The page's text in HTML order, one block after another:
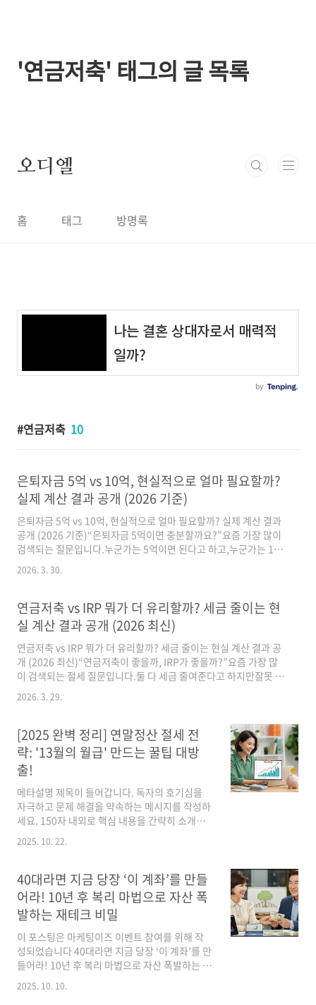
'연금저축' 태그의 글 목록
오디엘
홈 태그 방명록
연금저축 10
은퇴자금 5억 vs 10억, 현실적으로 얼마 필요할까?
실제 계산 결과 공개 (2026 기준)
은퇴자금 5억 vs 10억, 현실적으로 얼마 필요할까? 실제 계산 결과
공개 (2026 기준)“은퇴자금 5억이면 충분할까요?”요즘 가장 많이
검색되는 질문입니다.누군가는 5억이면 된다고 하고,누군가는 10
억도 부족하다고 합니다.도대체 뭐가 맞는 걸까요?정답은 단순하지
않습니다.생활 수준에 따라 완전히 달라집니다.오늘은은퇴자금 현
까?은퇴 이후에는 소득이 줄어듭니다.✔ 근로소득 감소✔ 생활비
지속 발생✔ 의료비 증가👉 핵심 포인트“은퇴자금이 곧 생활 수
준”그래서 지금은퇴자금, 노후자산, 은퇴자금 계산 검색이 폭발하
고 있습니다.2. 5억 vs 10억 현실 계산 (핵심)가장 현실적인 기준으
로 계산해보겠습니다.✔ 은퇴 후 월 생활비 200만원 기..
2026. 3. 30.
연금저축 vs IRP 뭐가 더 유리할까? 세금 줄이는 현
실 계산 결과 공개 (2026 최신)
연금저축 vs IRP 뭐가 더 유리할까? 세금 줄이는 현실 계산 결과 공
개 (2026 최신)“연금저축이 좋을까, IRP가 좋을까?”요즘 가장 많
이 검색되는 절세 질문입니다.둘 다 세금 줄여준다고 하지만잘못 선
택하면 손해 볼 수도 있습니다.특히 40대·50대는절세 효과가 더 크
게 작용합니다.그래서 오늘은연금저축 vs IRP, 실제 세금 얼마나 줄
IRP, 왜 비교가 중요할까?연금저축과 IRP는 대표적인 절세 상품입
니다.✔ 세액공제 가능✔ 노후 준비 가능✔ 투자 상품 선택 가능하지
만 중요한 차이가 있습니다.👉 “세금 절감 효과 + 투자 유연성”그
래서 지금“연금저축 vs IRP 뭐가 더 유리” 검색량이 급증하고 있습
니다.2. 세금 줄이는 현실 계산..
2026. 3. 29.
[2025 완벽 정리] 연말정산 절세 전
략: '13월의 월급' 만드는 꿀팁 대방
출!
메타설명 제목이 들어갑니다. 독자의 호기심을
자극하고 문제 해결을 약속하는 메시지를 작성하
세요. 150자 내외로 핵심 내용을 간략히 소개하
세요! 첫 번째 도입 문단입니다. 독자의 공감을 얻
을 수 있는 상황을 묘사하세요. 독자가 경험했을
해결할 수 있다는 희망을 주세요. 친근한 어투를
사용하고 마지막에 이모티콘을 넣으면 더 좋습니
다! 😊 첫 번째 주요 섹션 제목 🤔첫 번째 섹션의
내용을 작성하세요. 주제에 대한 기본 개념이나
배경 설명을 포함하면 좋습니다. 추가 설명이나
세부 내용을 계속해서 작성하세요. 독자가 쉽게
이해할 수 있도록 전문 용어는 풀어서 설명해주
여기에 작성하세요. 독자가 꼭 기억해야 할 ..
2025. 10. 22.
40대라면 지금 당장 ‘이 계좌’를 만들
어라! 10년 후 복리 마법으로 자산 폭
발하는 재테크 비밀
이 포스팅은 마케팅이즈 이벤트 참여를 위해 작
성되었습니다 40대라면 지금 당장 ‘이 계좌’를 만
들어라! 10년 후 복리 마법으로 자산 폭발하는 재
테크 비밀40대는 재테크의 골든 타임입니다. 월
급은 오르지만 지출도 커지고, 자녀 교육비·주택
2025. 10. 10.